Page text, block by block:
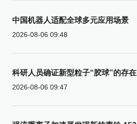
中国机器人适配全球多元应用场景
2026-08-06 09:48
科研人员确证新型粒子“胶球”的存在
2026-08-06 09:47